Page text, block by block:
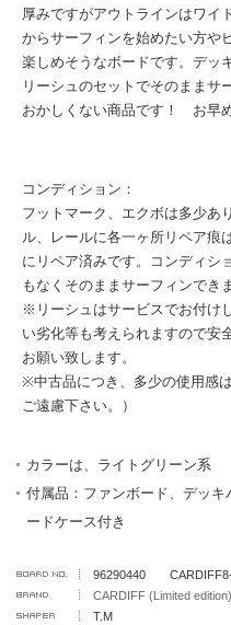
厚みですがアウトラインはワイ
からサーフィンを始めたい方や
楽しめそうなボードです。デッ
リーシュのセットでそのままサ
おかしくない商品です！ お早
コンディション：
フットマーク、エクボは多少あ
ル、レールに各一ヶ所リペア痕
にリペア済みです。コンディシ
もなくそのままサーフィンでき
※リーシュはサービスでお付け
い劣化等も考えられますので安
お願い致します。
※中古品につき、多少の使用感
ご遠慮下さい。）
カラーは、ライトグリーン系
付属品：ファンボード、デッ
ードケース付き
96290440 CARDIFF8-
CARDIFF (Limited
T.M